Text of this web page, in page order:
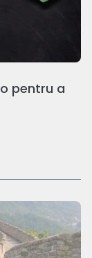
pentru a